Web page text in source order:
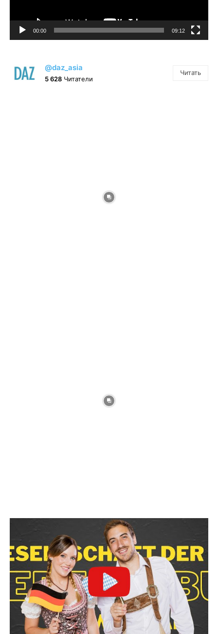
00:00 09:12
@daz_asia
5 628 Читатели
Читать